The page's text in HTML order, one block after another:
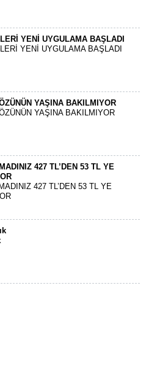
YENİ UYGULAMA BAŞLADI
YENİ UYGULAMA BAŞLADI
YAŞINA BAKILMIYOR
YAŞINA BAKILMIYOR
427 TL’DEN 53 TL YE
427 TL’DEN 53 TL YE